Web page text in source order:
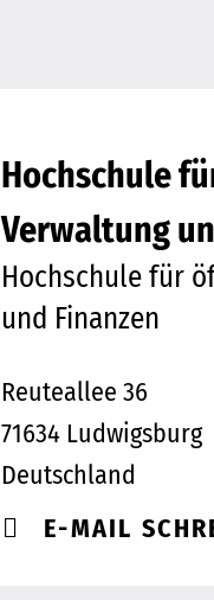
Hochschule
Verwaltung
Hochschule für
und Finanzen
Reuteallee 36
71634 Ludwigsburg
Deutschland
E-MAIL